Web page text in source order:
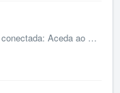
Para revogar o acesso a uma conta conectada: Aceda ao menu Bancos > Contas > Contas Bancárias. Selecione o banco que deseja revogar o acesso e cliq...